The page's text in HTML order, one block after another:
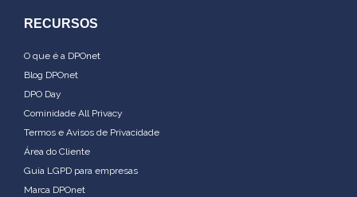
RECURSOS
O que é a DPOnet
Blog DPOnet
DPO Day
Cominidade All Privacy
Termos e Avisos de Privacidade
Área do Cliente
Guia LGPD para empresas
Marca DPOnet